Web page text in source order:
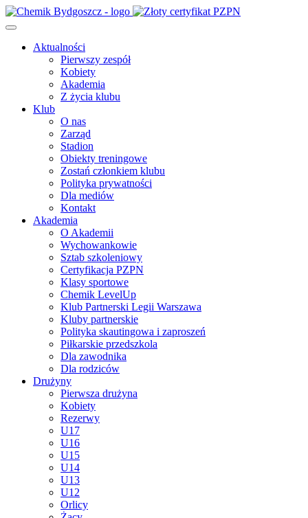
Aktualności
Pierwszy zespół
Kobiety
Akademia
Z życia klubu
Klub
O nas
Zarząd
Stadion
Obiekty treningowe
Zostań członkiem klubu
Polityka prywatności
Dla mediów
Kontakt
Akademia
O Akademii
Wychowankowie
Sztab szkoleniowy
Certyfikacja PZPN
Klasy sportowe
Chemik LevelUp
Klub Partnerski Legii Warszawa
Kluby partnerskie
Polityka skautingowa i zaproszeń
Piłkarskie przedszkola
Dla zawodnika
Dla rodziców
Drużyny
Pierwsza drużyna
Kobiety
Rezerwy
U17
U16
U15
U14
U13
U12
Orlicy